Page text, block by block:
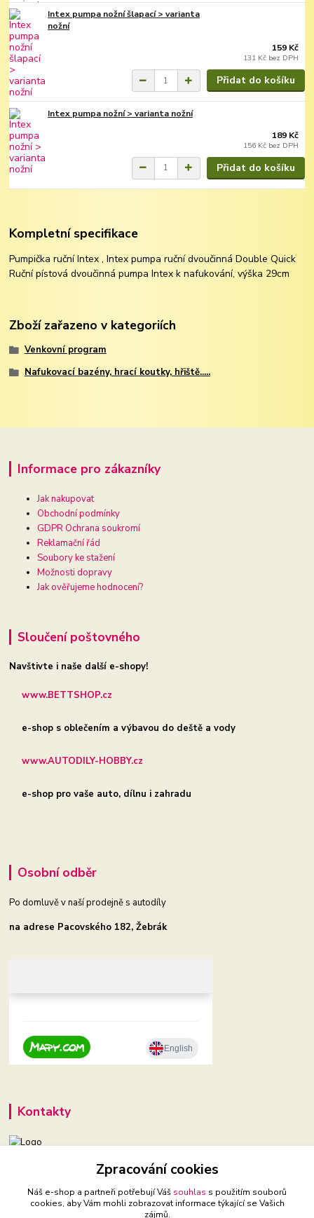
Intex pumpa nožní šlapací > varianta
nožní
159 Kč
131 Kč bez DPH
Přidat do košíku
Intex pumpa nožní > varianta nožní
189 Kč
156 Kč bez DPH
Přidat do košíku
Kompletní specifikace
Pumpička ruční Intex , Intex pumpa ruční dvoučinná Double Quick
Ruční pístová dvoučinná pumpa Intex k nafukování, výška 29cm
Zboží zařazeno v kategoriích
Venkovní program
Nafukovací bazény, hrací koutky, hřiště.....
Informace pro zákazníky
Jak nakupovat
Obchodní podmínky
GDPR Ochrana soukromí
Reklamační řád
Soubory ke stažení
Možnosti dopravy
Jak ověřujeme hodnocení?
Sloučení poštovného
Navštivte i naše další e-shopy!
www.BETTSHOP.cz
e-shop s oblečením a výbavou do deště a vody
www.AUTODILY-HOBBY.cz
e-shop pro vaše auto, dílnu i zahradu
Osobní odběr
Po domluvě v naší prodejně s autodíly
na adrese Pacovského 182, Žebrák
Kontakty
+420 604 921 321
babyveci@babyveci.cz
Zpracování cookies
Náš e-shop a partneři potřebují Váš souhlas s použitím souborů
cookies, aby Vám mohli zobrazovat informace týkající se Vašich
zájmů.